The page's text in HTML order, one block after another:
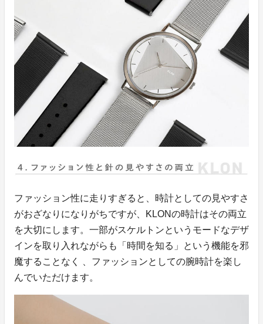
ファッション性に走りすぎると、時計としての見やすさ
がおざなりになりがちですが、KLONの時計はその両立
を大切にします。一部がスケルトンというモードなデザ
インを取り入れながらも「時間を知る」という機能を邪
魔することなく 、ファッションとしての腕時計を楽し
んでいただけます。